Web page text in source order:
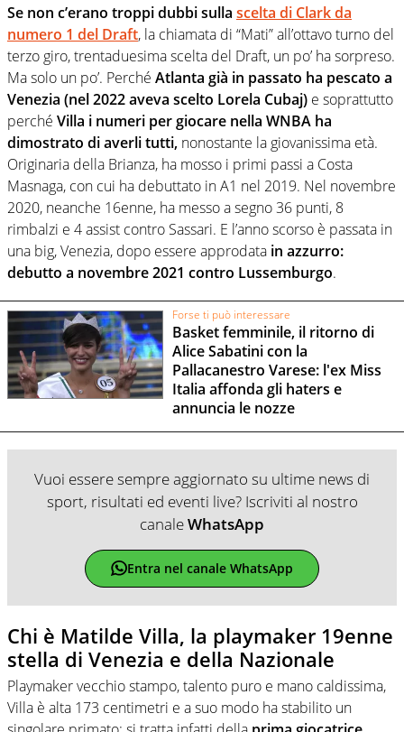
Se non c’erano troppi dubbi sulla scelta di Clark da
numero 1 del Draft, la chiamata di “Mati” all’ottavo turno del
terzo giro, trentaduesima scelta del Draft, un po’ ha sorpreso.
Ma solo un po’. Perché Atlanta già in passato ha pescato a
Venezia (nel 2022 aveva scelto Lorela Cubaj) e soprattutto
perché Villa i numeri per giocare nella WNBA ha
dimostrato di averli tutti, nonostante la giovanissima età.
Originaria della Brianza, ha mosso i primi passi a Costa
Masnaga, con cui ha debuttato in A1 nel 2019. Nel novembre
2020, neanche 16enne, ha messo a segno 36 punti, 8
rimbalzi e 4 assist contro Sassari. E l’anno scorso è passata in
una big, Venezia, dopo essere approdata in azzurro:
debutto a novembre 2021 contro Lussemburgo.
Forse ti può interessare
Basket femminile, il ritorno di
Alice Sabatini con la
Pallacanestro Varese: l'ex Miss
Italia affonda gli haters e
annuncia le nozze
Vuoi essere sempre aggiornato su ultime news di
sport, risultati ed eventi live? Iscriviti al nostro
canaleWhatsApp
Entra nel canale WhatsApp
Chi è Matilde Villa, la playmaker 19enne
stella di Venezia e della Nazionale
Playmaker vecchio stampo, talento puro e mano caldissima,
Villa è alta 173 centimetri e a suo modo ha stabilito un